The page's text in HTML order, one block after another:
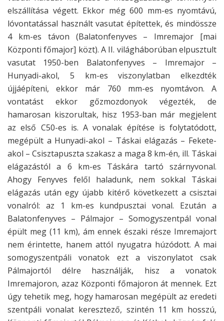
elszállítása végett. Ekkor még 600 mm-es nyomtávú,
lóvontatással használt vasutat építettek, és mindössze
4 km-es távon (Balatonfenyves – Imremajor [mai
Központi főmajor] közt). A II. világháborúban elpusztult
vasutat 1950-ben Balatonfenyves – Imremajor –
Hunyadi-akol, 5 km-es viszonylatban elkezdték
újjáépíteni, ekkor már 760 mm-es nyomtávon. A
vontatást ekkor gőzmozdonyok végezték, de
hamarosan kiszorultak, hisz 1953-ban már megjelent
az első C50-es is. A vonalak építése is folytatódott,
megépült a Hunyadi-akol – Táskai elágazás – Fekete-
akol – Csisztapuszta szakasz a maga 8 km-én, ill. Táskai
elágazástól a 6 km-es Táskára tartó szárnyvonal.
Ahogy Fenyves felől haladunk, nem sokkal Táskai
elágazás után egy újabb kitérő következett a csisztai
vonalról: az 1 km-es kundpusztai vonal. Ezután a
Balatonfenyves – Pálmajor – Somogyszentpál vonal
épült meg (11 km), ám ennek északi része Imremajort
nem érintette, hanem attól nyugatra húzódott. A mai
somogyszentpáli vonatok ezt a viszonylatot csak
Pálmajortól délre használják, hisz a vonatok
Imremajoron, azaz Központi főmajoron át mennek. Ezt
úgy tehetik meg, hogy hamarosan megépült az eredeti
szentpáli vonalat keresztező, szintén 11 km hosszú,